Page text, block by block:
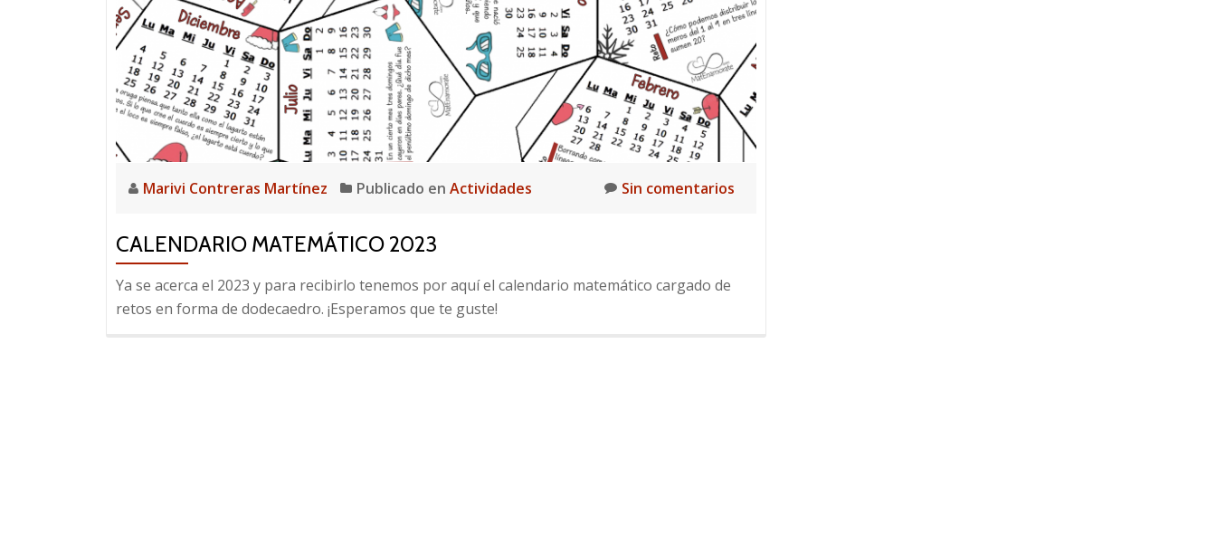
Marivi Contreras Martínez Publicado en Actividades Sin comentarios
CALENDARIO MATEMÁTICO 2023
Ya se acerca el 2023 y para recibirlo tenemos por aquí el calendario matemático cargado de
retos en forma de dodecaedro. ¡Esperamos que te guste!